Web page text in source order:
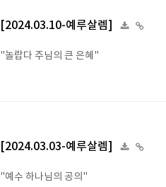
[2024.03.10-예루살렘]
"놀랍다 주님의 큰 은혜"
[2024.03.03-예루살렘]
"예수 하나님의 공의"